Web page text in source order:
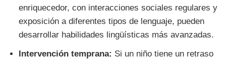
enriquecedor, con interacciones sociales regulares y
exposición a diferentes tipos de lenguaje, pueden
desarrollar habilidades lingüísticas más avanzadas.
Intervención temprana: Si un niño tiene un retraso